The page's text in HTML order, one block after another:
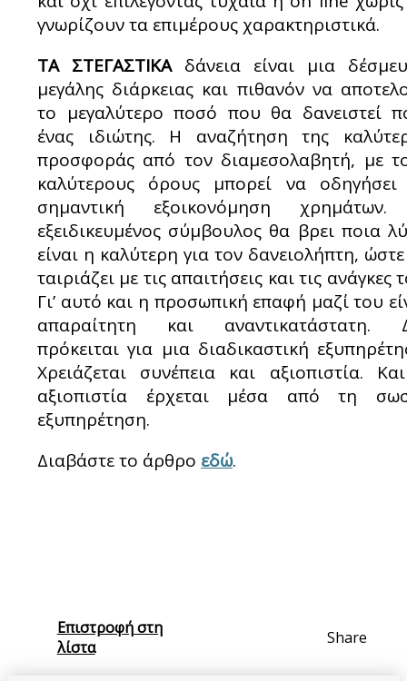
γνωρίζουν τα επιμέρους χαρακτηριστικά.
ΤΑ ΣΤΕΓΑΣΤΙΚΑδάνεια είναι μια
μεγάλης διάρκειας και πιθανόν να
το μεγαλύτερο ποσό που θα δανειστεί
ένας ιδιώτης. Η αναζήτηση της
προσφοράς από τον διαμεσολαβητή, με
καλύτερους όρους μπορεί να οδηγήσει
σημαντική εξοικονόμηση
εξειδικευμένος σύμβουλος θα βρει ποια
είναι η καλύτερη για τον δανειολήπτη,
ταιριάζει με τις απαιτήσεις και τις ανάγκες
Γι’ αυτό και η προσωπική επαφή μαζί του
απαραίτητη και αναντικατάστατη.
πρόκειται για μια διαδικαστική
Χρειάζεται συνέπεια και αξιοπιστία.
αξιοπιστία έρχεται μέσα από τη
εξυπηρέτηση.
Διαβάστε το άρθρο εδώ.
Επιστροφή στη
λίστα
Share